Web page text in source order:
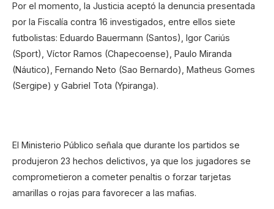
Por el momento, la Justicia aceptó la denuncia presentada
por la Fiscalía contra 16 investigados, entre ellos siete
futbolistas: Eduardo Bauermann (Santos), Igor Cariús
(Sport), Víctor Ramos (Chapecoense), Paulo Miranda
(Náutico), Fernando Neto (Sao Bernardo), Matheus Gomes
(Sergipe) y Gabriel Tota (Ypiranga).
El Ministerio Público señala que durante los partidos se
produjeron 23 hechos delictivos, ya que los jugadores se
comprometieron a cometer penaltis o forzar tarjetas
amarillas o rojas para favorecer a las mafias.